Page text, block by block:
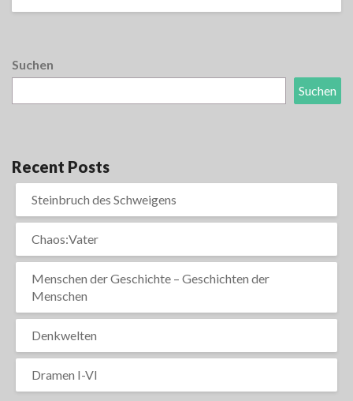
Suchen
Suchen
Recent Posts
Steinbruch des Schweigens
Chaos:Vater
Menschen der Geschichte – Geschichten der
Menschen
Denkwelten
Dramen I-VI